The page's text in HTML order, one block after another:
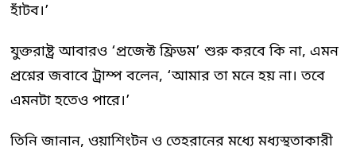
হাঁটব।’
যুক্তরাষ্ট্র আবারও ‘প্রজেক্ট ফ্রিডম’ শুরু করবে কি না, এমন
প্রশ্নের জবাবে ট্রাম্প বলেন, ‘আমার তা মনে হয় না। তবে
এমনটা হতেও পারে।’
তিনি জানান, ওয়াশিংটন ও তেহরানের মধ্যে মধ্যস্থতাকারী